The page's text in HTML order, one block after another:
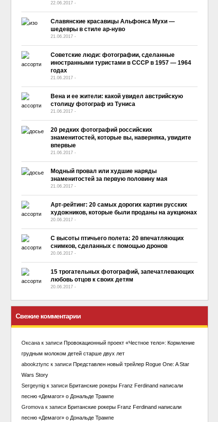
22.06.2017 -
Славянские красавицы Альфонса Мухи —
шедевры в стиле ар-нуво
21.06.2017 -
Советские люди: фотографии, сделанные
иностранными туристами в СССР в 1957 — 1964
годах
21.06.2017 -
Вена и ее жители: какой увидел австрийскую
столицу фотограф из Туниса
21.06.2017 -
20 редких фотографий российских
знаменитостей, которые вы, наверняка, увидите
впервые
21.06.2017 -
Модный провал или худшие наряды
знаменитостей за первую половину мая
21.06.2017 -
Арт-рейтинг: 20 самых дорогих картин русских
художников, которые были проданы на аукционах
20.06.2017 -
С высоты птичьего полета: 20 впечатляющих
снимков, сделанных с помощью дронов
20.06.2017 -
15 трогательных фотографий, запечатлевающих
любовь отцов к своих детям
20.06.2017 -
Свежие комментарии
Оксанак записи Провокационный проект «Честное тело»: Кормление
грудным молоком детей старше двух лет
abookztync к записи Представлен новый трейлер Rogue One: A Star
Wars Story
Sergeynigк записи Британские рокеры Franz Ferdinand написали
песню «Демагог» о Дональде Трампе
Gromovaк записи Британские рокеры Franz Ferdinand написали
песню «Демагог» о Дональде Трампе